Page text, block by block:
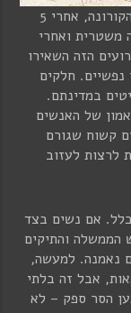
– אנחנו אחרי הקורונה, אחרי 5
משטרית ואחרי
הזה השאירו
נפשיים. חלקים
במדינתם.
של האנשים
קשוח שגורם
לרצות לעזוב
אם נשים בצד
הממשלה והתיקים
נאמנה. למעשה,
אבל זה בלתי
הסר ספק – לא